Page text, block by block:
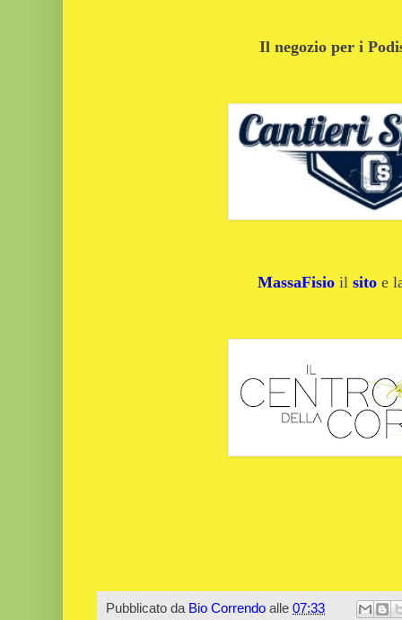
Il negozio per i
MassaFisio il sito e
Pubblicato da Bio Correndo alle 07:33